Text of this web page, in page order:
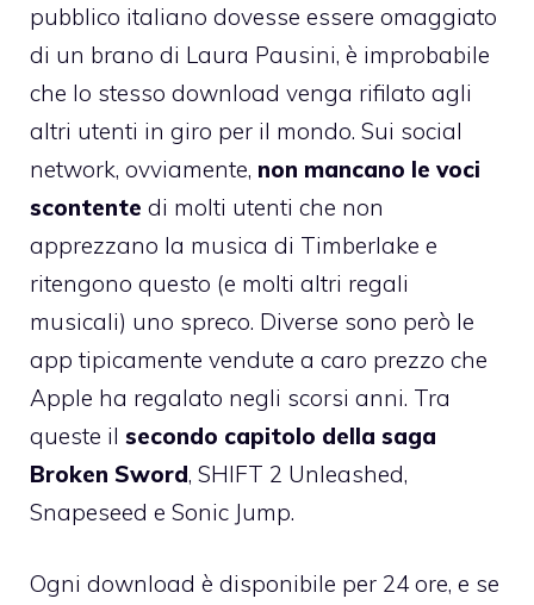
pubblico italiano dovesse essere omaggiato
di un brano di Laura Pausini, è improbabile
che lo stesso download venga rifilato agli
altri utenti in giro per il mondo. Sui social
network, ovviamente, non mancano le voci
scontente di molti utenti che non
apprezzano la musica di Timberlake e
ritengono questo (e molti altri regali
musicali) uno spreco. Diverse sono però le
app tipicamente vendute a caro prezzo che
Apple ha regalato negli scorsi anni. Tra
queste il secondo capitolo della saga
Broken Sword, SHIFT 2 Unleashed,
Snapeseed e Sonic Jump.
Ogni download è disponibile per 24 ore, e se